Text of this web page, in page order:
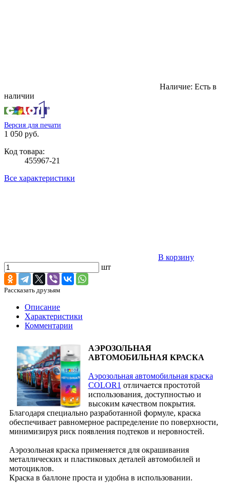
Наличие: Есть в
наличии
Версия для печати
1 050 руб.
Код товара:
455967-21
Все характеристики
В корзину
шт
Рассказать друзьям
Описание
Характеристики
Комментарии
АЭРОЗОЛЬНАЯ
АВТОМОБИЛЬНАЯ КРАСКА
Аэрозольная автомобильная краска
COLOR1 отличается простотой
использования, доступностью и
высоким качеством покрытия.
Благодаря специально разработанной формуле, краска
обеспечивает равномерное распределение по поверхности,
минимизируя риск появления подтеков и неровностей.
Аэрозольная краска применяется для окрашивания
металлических и пластиковых деталей автомобилей и
мотоциклов.
Краска в баллоне проста и удобна в использовании.